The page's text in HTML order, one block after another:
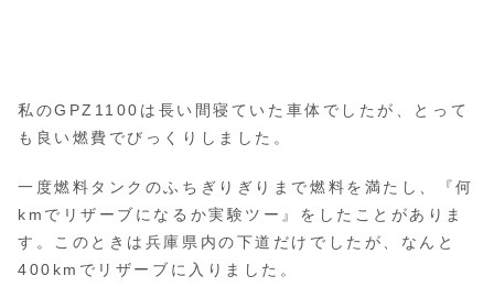
私のGPZ1100は長い間寝ていた車体でしたが、とって
も良い燃費でびっくりしました。
一度燃料タンクのふちぎりぎりまで燃料を満たし、『何
kmでリザーブになるか実験ツー』をしたことがありま
す。このときは兵庫県内の下道だけでしたが、なんと
400kmでリザーブに入りました。